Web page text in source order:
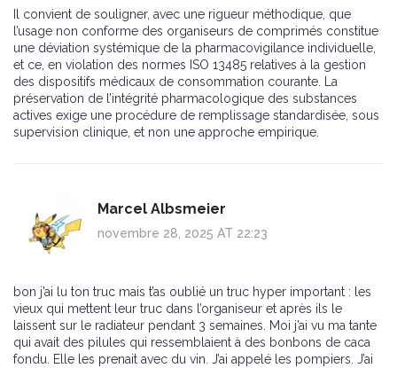
Il convient de souligner, avec une rigueur méthodique, que
l’usage non conforme des organiseurs de comprimés constitue
une déviation systémique de la pharmacovigilance individuelle,
et ce, en violation des normes ISO 13485 relatives à la gestion
des dispositifs médicaux de consommation courante. La
préservation de l’intégrité pharmacologique des substances
actives exige une procédure de remplissage standardisée, sous
supervision clinique, et non une approche empirique.
Marcel Albsmeier
novembre 28, 2025 AT 22:23
bon j’ai lu ton truc mais t’as oublié un truc hyper important : les
vieux qui mettent leur truc dans l’organiseur et après ils le
laissent sur le radiateur pendant 3 semaines. Moi j’ai vu ma tante
qui avait des pilules qui ressemblaient à des bonbons de caca
fondu. Elle les prenait avec du vin. J’ai appelé les pompiers. J’ai